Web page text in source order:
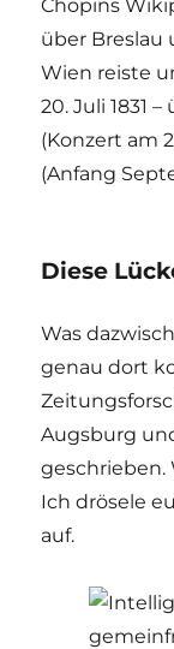
Chopins
über Breslau
Wien reiste
20. Juli 1831
(Konzert am
(Anfang
Diese
Was
genau dort
Augsburg
geschrieben.
Ich drösele
auf.